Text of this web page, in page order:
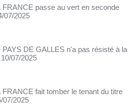
FRANCE passe au vert en seconde
07/2025
PAYS DE GALLES n'a pas résisté à la
07/2025
FRANCE fait tomber le tenant du titre
07/2025